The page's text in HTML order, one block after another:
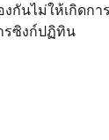
กันไม่ให้เกิดกา
รซิงก์ปฏิทิน